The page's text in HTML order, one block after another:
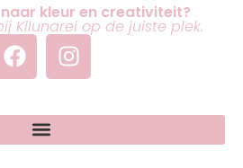
naar kleur en creativiteit?
Kilunarei op de juiste plek.